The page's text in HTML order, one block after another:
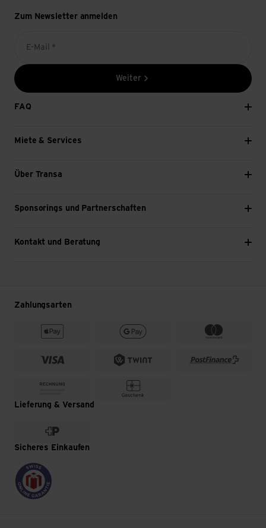
Zum Newsletter anmelden
E-Mail *
Weiter
FAQ
Miete & Services
Über Transa
Sponsorings und Partnerschaften
Kontakt und Beratung
Zahlungsarten
Lieferung & Versand
Sicheres Einkaufen